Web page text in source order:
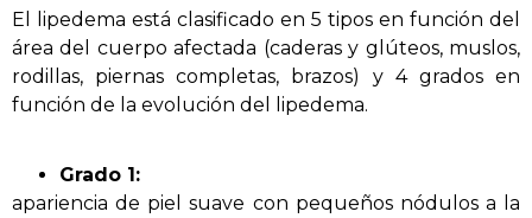
El lipedema está clasificado en 5 tipos en función del
área del cuerpo afectada (caderas y glúteos, muslos,
rodillas, piernas completas, brazos) y 4 grados en
función de la evolución del lipedema.
Grado 1:
apariencia de piel suave con pequeños nódulos a la